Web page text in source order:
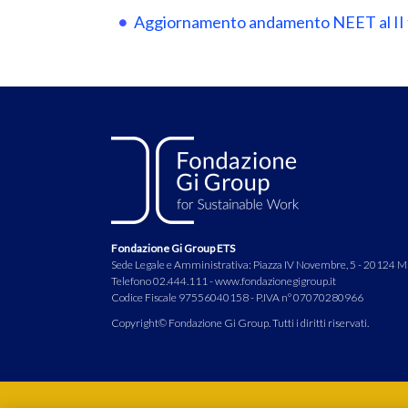
Aggiornamento andamento NEET al
Fondazione Gi Group ETS
Sede Legale e Amministrativa: Piazza IV Novembre, 5 - 20124
Telefono 02.444.111 - www.fondazionegigroup.it
Codice Fiscale 97556040158 - P.IVA n° 07070280966
Copyright© Fondazione Gi Group. Tutti i diritti riservati.